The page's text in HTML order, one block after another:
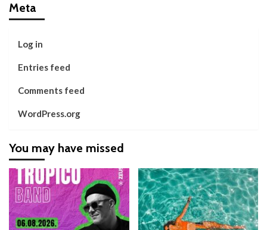
Meta
Log in
Entries feed
Comments feed
WordPress.org
You may have missed